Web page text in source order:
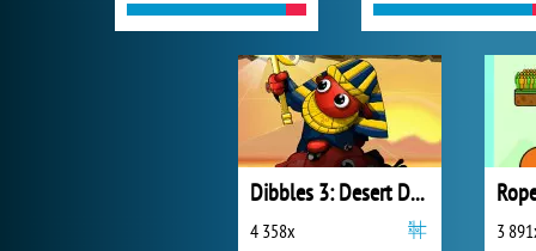
Dibbles 3: Desert Despair
4 358x 3